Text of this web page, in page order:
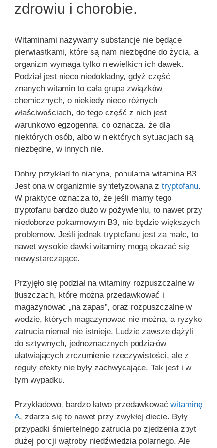
zdrowiu i chorobie.
Witaminami nazywamy substancje nie będące
pierwiastkami, które są nam niezbędne do życia, a
organizm wymaga tylko niewielkich ich dawek.
Podział jest nieco niedokładny, gdyż część
znanych witamin to cała grupa związków
chemicznych, o niekiedy nieco różnych
właściwościach, do tego część z nich jest
warunkowo egzogenna, co oznacza, że dla
niektórych osób, albo w niektórych sytuacjach są
niezbędne, w innych nie.
Dobry przykład to niacyna, popularna witamina B3.
Jest ona w organizmie syntetyzowana z tryptofanu.
W praktyce oznacza to, że jeśli mamy tego
tryptofanu bardzo dużo w pożywieniu, to nawet przy
niedoborze pokarmowym B3, nie będzie większych
problemów. Jeśli jednak tryptofanu jest za mało, to
nawet wysokie dawki witaminy mogą okazać się
niewystarczające.
Przyjęło się podział na witaminy rozpuszczalne w
tłuszczach, które można przedawkować i
magazynować „na zapas”, oraz rozpuszczalne w
wodzie, których magazynować nie można, a ryzyko
zatrucia niemal nie istnieje. Ludzie zawsze dążyli
do sztywnych, jednoznacznych podziałów
ułatwiających zrozumienie rzeczywistości, ale z
reguły efekty nie były zachwycające. Tak jest i w
tym wypadku.
Przykładowo, bardzo łatwo przedawkować witaminę
A, zdarza się to nawet przy zwykłej diecie. Były
przypadki śmiertelnego zatrucia po zjedzenia zbyt
dużej porcji wątroby niedźwiedzia polarnego. Ale